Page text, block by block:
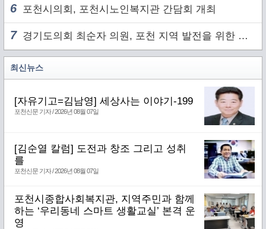
6 포천시의회, 포천시노인복지관 간담회 개최
7경기도의회 최순자 의원, 포천 지역 발전을 위한 정담회 개최
최신뉴스
[자유기고=김남영] 세상사는 이야기-199
포천신문 기자 / 2026년 08월 07일
[김순열 칼럼] 도전과 창조 그리고 성취
를
포천신문 기자 / 2026년 08월 07일
포천시종합사회복지관, 지역주민과 함께
하는 ‘우리동네 스마트 생활교실’ 본격 운
영